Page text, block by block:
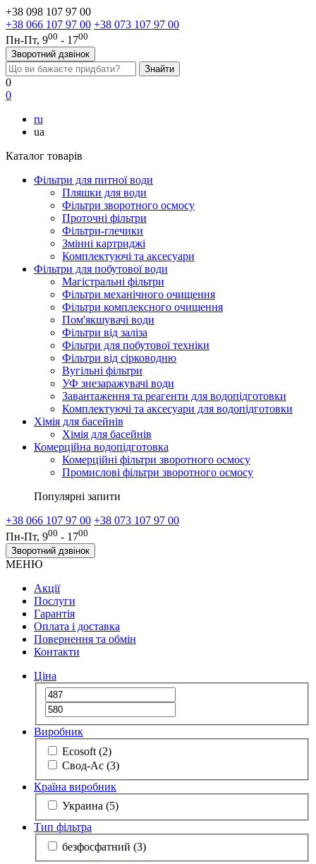
+38 098 107 97 00
+38 066 107 97 00 +38 073 107 97 00
Пн-Пт, 900 - 1700
Зворотний дзвінок
0
0
ru
ua
Каталог товарів
Фільтри для питної води
Пляшки для води
Фільтри зворотного осмосу
Проточні фільтри
Фільтри-глечики
Змінні картриджі
Комплектуючі та аксесуари
Фільтри для побутової води
Магістральні фільтри
Фільтри механічного очищення
Фільтри комплексного очищення
Пом'якшувачі води
Фільтри від заліза
Фільтри для побутової техніки
Фільтри від сірководню
Вугільні фільтри
УФ знезаражувачі води
Завантаження та реагенти для водопідготовки
Комплектуючі та аксесуари для водопідготовки
Хімія для басейнів
Хімія для басейнів
Комерційна водопідготовка
Комерційні фільтри зворотного осмосу
Промислові фільтри зворотного осмосу
Популярні запити
+38 066 107 97 00 +38 073 107 97 00
Пн-Пт, 900 - 1700
Зворотний дзвінок
МЕНЮ
Акції
Послуги
Гарантія
Оплата і доставка
Повернення та обмін
Контакти
Ціна
Виробник
Ecosoft (2)
Свод-Ас (3)
Країна виробник
Украина (5)
Тип фільтра
безфосфатний (3)